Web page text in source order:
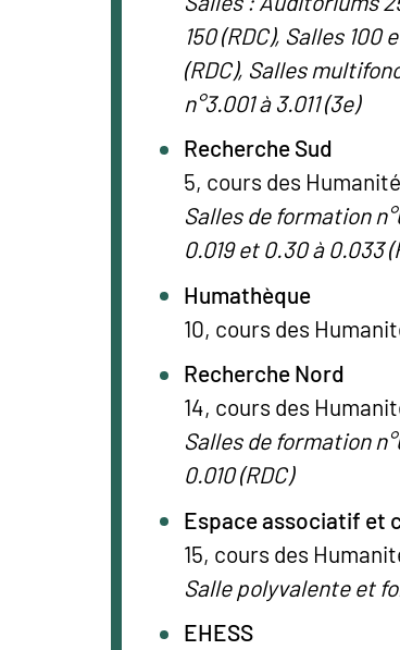
150 (RDC), Salles 100
(RDC), Salles
n°3.001 à 3.011 (3e)
Recherche Sud
5, cours des
Salles de formation
0.019 et 0.30 à 0.033
Humathèque
10, cours des
Recherche Nord
14, cours des
Salles de formation
0.010 (RDC)
Espace associatif et
15, cours des
Salle polyvalente et
EHESS